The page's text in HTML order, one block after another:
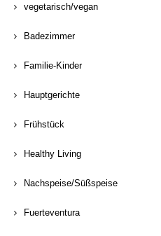
vegetarisch/vegan
Badezimmer
Familie-Kinder
Hauptgerichte
Frühstück
Healthy Living
Nachspeise/Süßspeise
Fuerteventura